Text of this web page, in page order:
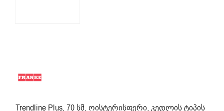
Trendline Plus, 70 სმ, ოისტერისფერი, კედლის ტიპის